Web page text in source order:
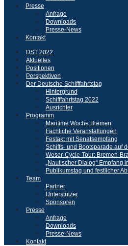
Presse
Anfrage
Downloads
Presse-News
Kontakt
DST 2022
Aktuelles
Positionen
Perspektiven
Der Deutsche Schifffahrtstag
Hintergrund
Schifffahrtstag 2022
Ausrichter
Programm
Maritime Woche Bremen
Fachliche Veranstaltungen
Festakt mit Senatsempfang
Schiffs- und Bootsparade auf
Weser-Cycle-Tour: Bremen-
„Nautischer Dialog“ Empfang
Publikumstag und festlicher
Team
Partner
Unterstützer
Sponsoren
Presse
Anfrage
Downloads
Presse-News
Kontakt